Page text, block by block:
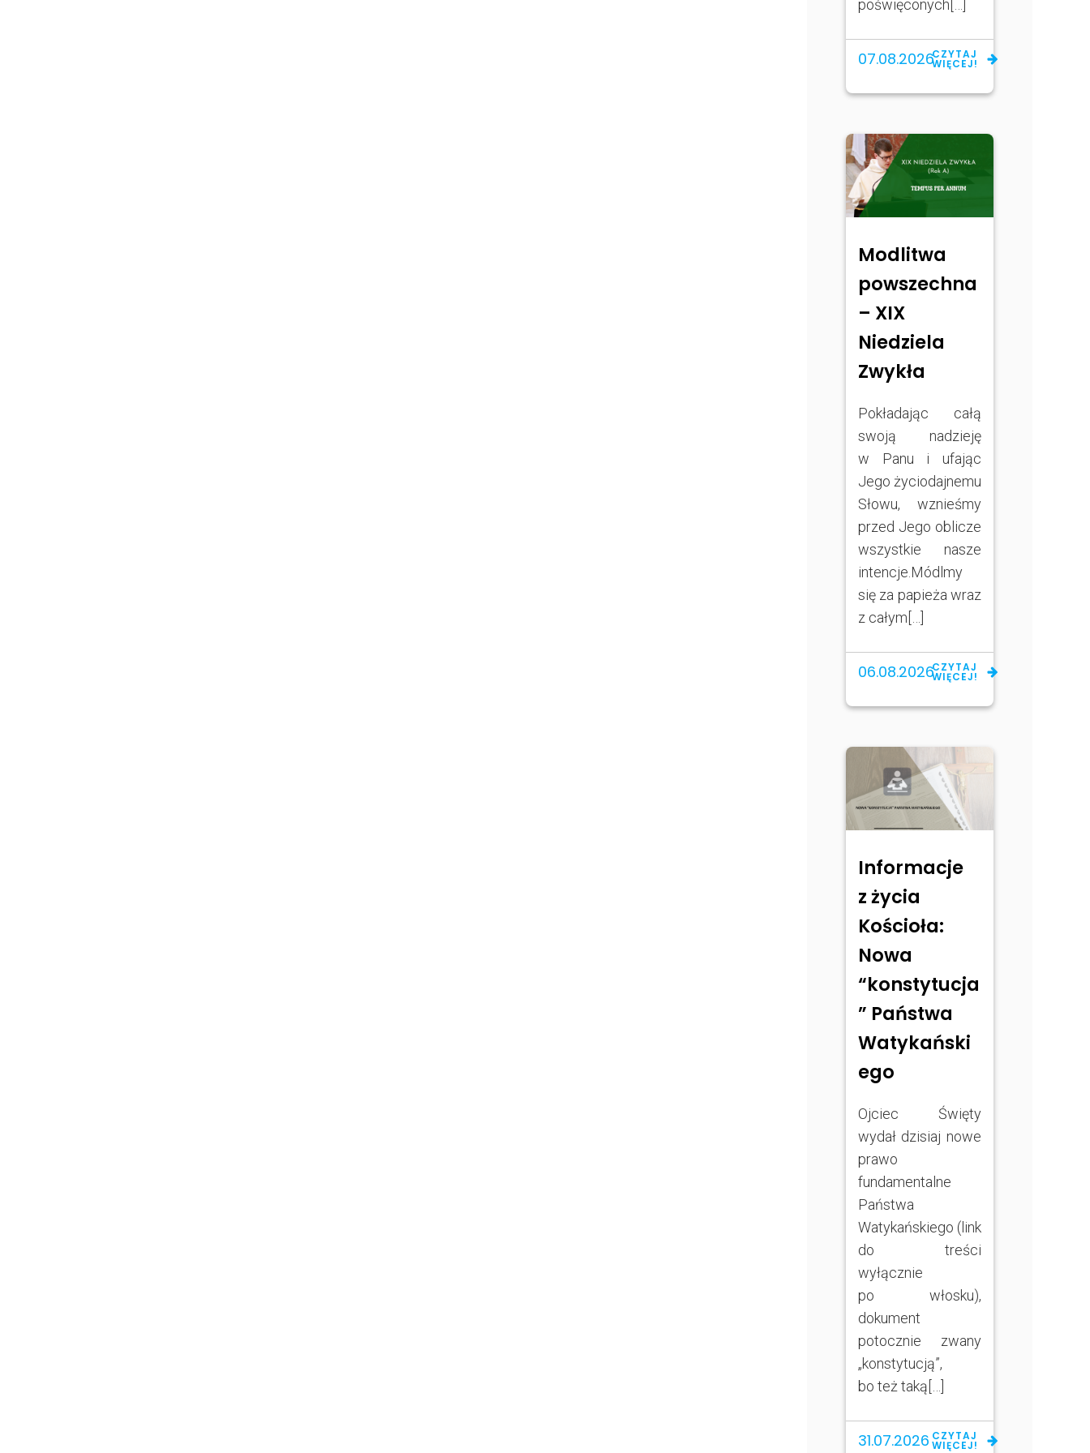
poświęconych[…]
07.08.2026CZYTAJ
WIĘCEJ!
Modlitwa
powszechna
– XIX
Niedziela
Zwykła
Pokładając całą
swoją nadzieję
w Panu i ufając
Jego życiodajnemu
Słowu, wznieśmy
przed Jego oblicze
wszystkie nasze
intencje.Módlmy
się za papieża wraz
z całym[…]
06.08.2026CZYTAJ
WIĘCEJ!
Informacje
z życia
Kościoła:
Nowa
“konstytucja
” Państwa
Watykański
ego
Ojciec Święty
wydał dzisiaj nowe
prawo
fundamentalne
Państwa
Watykańskiego (link
do treści
wyłącznie
po włosku),
dokument
potocznie zwany
„konstytucją”,
bo też taką[…]
31.07.2026 CZYTAJ
WIĘCEJ!